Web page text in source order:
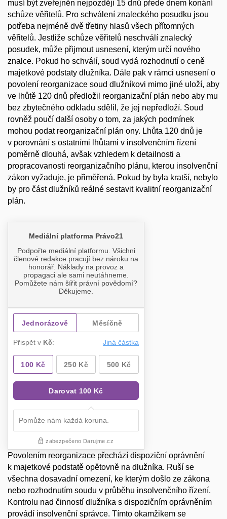
musí být zveřejněn nejpozději 15 dnů přede dnem konání
schůze věřitelů. Pro schválení znaleckého posudku jsou
potřeba nejméně dvě třetiny hlasů všech přítomných
věřitelů. Jestliže schůze věřitelů neschválí znalecký
posudek, může přijmout usnesení, kterým určí nového
znalce. Pokud ho schválí, soud vydá rozhodnutí o ceně
majetkové podstaty dlužníka. Dále pak v rámci usnesení o
povolení reorganizace soud dlužníkovi mimo jiné uloží, aby
ve lhůtě 120 dnů předložil reorganizační plán nebo aby mu
bez zbytečného odkladu sdělil, že jej nepředloží. Soud
rovněž poučí další osoby o tom, za jakých podmínek
mohou podat reorganizační plán ony. Lhůta 120 dnů je
v porovnání s ostatními lhůtami v insolvenčním řízení
poměrně dlouhá, avšak vzhledem k detailnosti a
propracovanosti reorganizačního plánu, kterou insolvenční
zákon vyžaduje, je přiměřená. Pokud by byla kratší, nebylo
by pro část dlužníků reálné sestavit kvalitní reorganizační
plán.
Povolením reorganizace přechází dispoziční oprávnění
k majetkové podstatě opětovně na dlužníka. Ruší se
všechna dosavadní omezení, ke kterým došlo ze zákona
nebo rozhodnutím soudu v průběhu insolvenčního řízení.
Kontrolu nad činností dlužníka s dispozičním oprávněním
provádí insolvenční správce. Tímto okamžikem se